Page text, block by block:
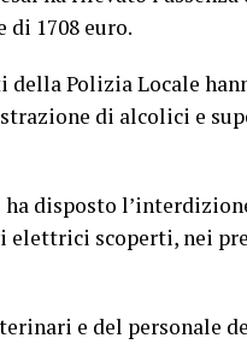
1708 euro.
Polizia Locale
di alcolici e
disposto
scoperti, nei
e del personale